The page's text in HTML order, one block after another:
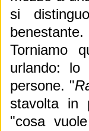
si
benestante.
Torniamo
urlando: lo
persone. "
stavolta in
"cosa